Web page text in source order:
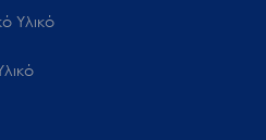
Υλικό